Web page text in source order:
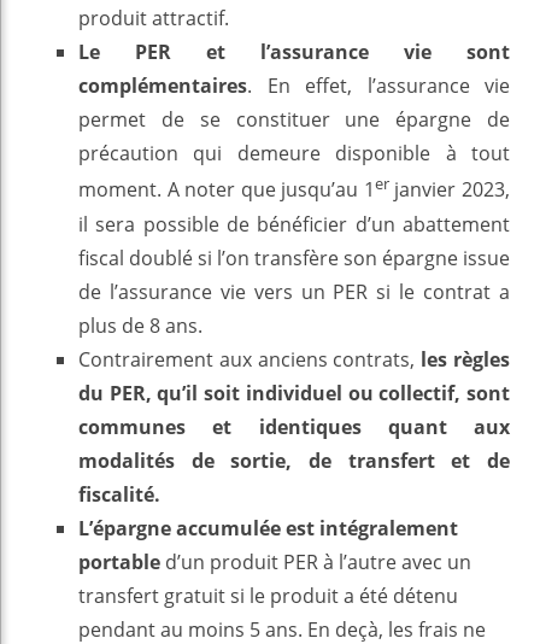
produit attractif.
Le PER et l’assurance vie sont
complémentaires. En effet, l’assurance vie
permet de se constituer une épargne de
précaution qui demeure disponible à tout
moment. A noter que jusqu’au 1erjanvier 2023,
il sera possible de bénéficier d’un abattement
fiscal doublé si l’on transfère son épargne issue
de l’assurance vie vers un PER si le contrat a
plus de 8 ans.
Contrairement aux anciens contrats, les règles
du PER, qu’il soit individuel ou collectif, sont
communes et identiques quant aux
modalités de sortie, de transfert et de
fiscalité.
L’épargne accumulée est intégralement
portable d’un produit PER à l’autre avec un
transfert gratuit si le produit a été détenu
pendant au moins 5 ans. En deçà, les frais ne